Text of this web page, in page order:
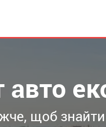
авто
щоб знайти